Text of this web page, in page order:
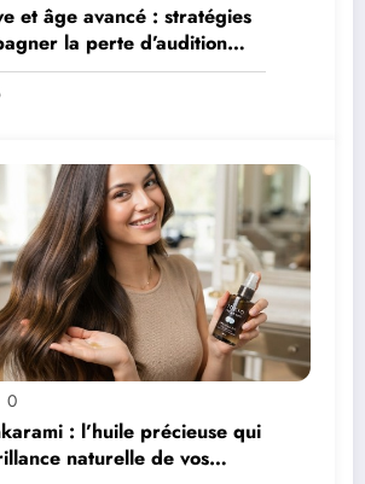
et âge avancé : stratégies
la perte d’audition
0
: l’huile précieuse qui
naturelle de vos